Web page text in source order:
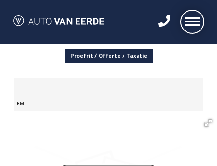
Proefrit / Offerte / Taxatie
KM -